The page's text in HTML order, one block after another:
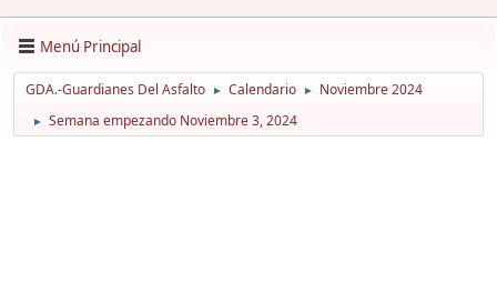
Menú Principal
GDA.-Guardianes Del Asfalto ► Calendario ► Noviembre 2024
► Semana empezando Noviembre 3, 2024